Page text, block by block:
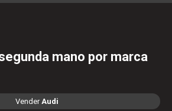
mano por marca
Vender Audi